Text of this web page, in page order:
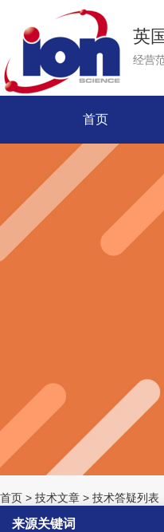
英
首页
首页 > 技术文章 > 技术答疑列表
来源关键词